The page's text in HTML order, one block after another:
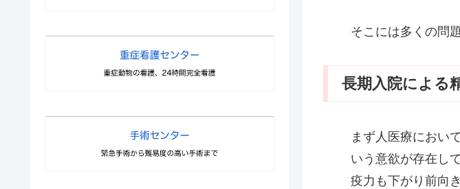
そこには多くの問
長期入院による
まず人医療におい
いう意欲が存在し
疫力も下がり前向